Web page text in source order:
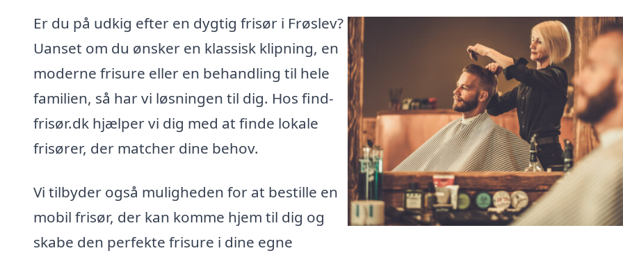
Er du på udkig efter en dygtig frisør i Frøslev?
Uanset om du ønsker en klassisk klipning, en
moderne frisure eller en behandling til hele
familien, så har vi løsningen til dig. Hos find-
frisør.dk hjælper vi dig med at finde lokale
frisører, der matcher dine behov.
Vi tilbyder også muligheden for at bestille en
mobil frisør, der kan komme hjem til dig og
skabe den perfekte frisure i dine egne